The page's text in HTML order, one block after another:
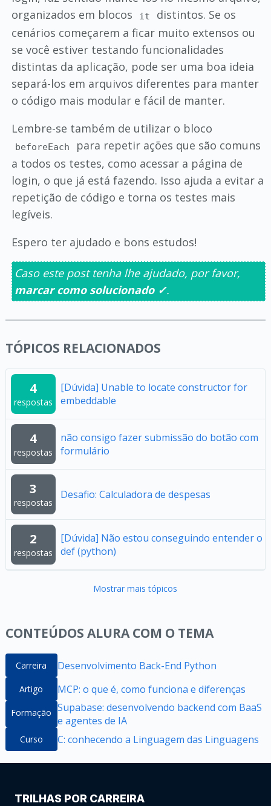
organizados em blocos
it
distintos. Se os
cenários começarem a ficar muito extensos ou
se você estiver testando funcionalidades
distintas da aplicação, pode ser uma boa ideia
separá-los em arquivos diferentes para manter
o código mais modular e fácil de manter.
Lembre-se também de utilizar o bloco
beforeEach
para repetir ações que são comuns
a todos os testes, como acessar a página de
login, o que já está fazendo. Isso ajuda a evitar a
repetição de código e torna os testes mais
legíveis.
Espero ter ajudado e bons estudos!
Caso este post tenha lhe ajudado, por favor,
marcar como solucionado ✓.
TÓPICOS RELACIONADOS
4
respostas
[Dúvida] Unable to locate constructor for
embeddable
4
respostas
não consigo fazer submissão do botão com
formulário
3
respostas
Desafio: Calculadora de despesas
2
respostas
[Dúvida] Não estou conseguindo entender o
def (python)
Mostrar mais tópicos
CONTEÚDOS ALURA COM O TEMA
Carreira Desenvolvimento Back-End Python
Artigo MCP: o que é, como funciona e diferenças
Formação Supabase: desenvolvendo backend com BaaS
e agentes de IA
Curso C: conhecendo a Linguagem das Linguagens
TRILHAS POR CARREIRA